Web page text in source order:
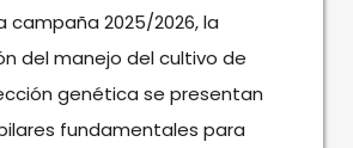
campaña 2025/2026, la
del manejo del cultivo de
genética se presentan
fundamentales para